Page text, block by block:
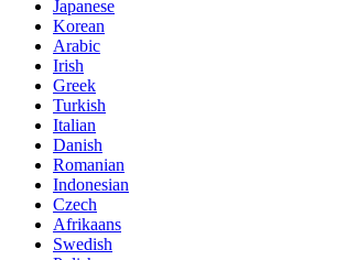
Japanese
Korean
Arabic
Irish
Greek
Turkish
Italian
Danish
Romanian
Indonesian
Czech
Afrikaans
Swedish